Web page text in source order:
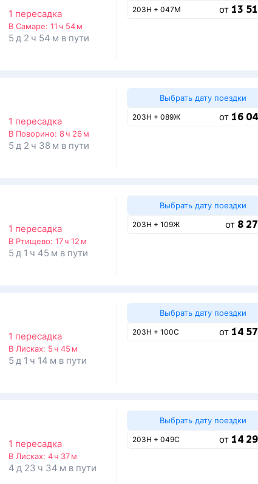
1 пересадка
В Самаре: 11 ч 54 м
5 д 2 ч 54 м в пути
203Н + 047М от 13
1 пересадка
В Поворино: 8 ч 26 м
5 д 2 ч 38 м в пути
Выбрать дату поездки
203Н + 089Ж от 16
1 пересадка
В Ртищево: 17 ч 12 м
5 д 1 ч 45 м в пути
Выбрать дату поездки
203Н + 109Ж от 8
1 пересадка
В Лисках: 5 ч 45 м
5 д 1 ч 14 м в пути
Выбрать дату поездки
203Н + 100С от 14
1 пересадка
В Лисках: 4 ч 37 м
4 д 23 ч 34 м в пути
Выбрать дату поездки
203Н + 049С от 14